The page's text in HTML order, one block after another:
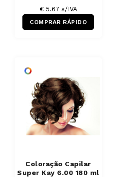
€ 5.67 s/IVA
COMPRAR RÁPIDO
Coloração Capilar
Super Kay 6.00 180 ml